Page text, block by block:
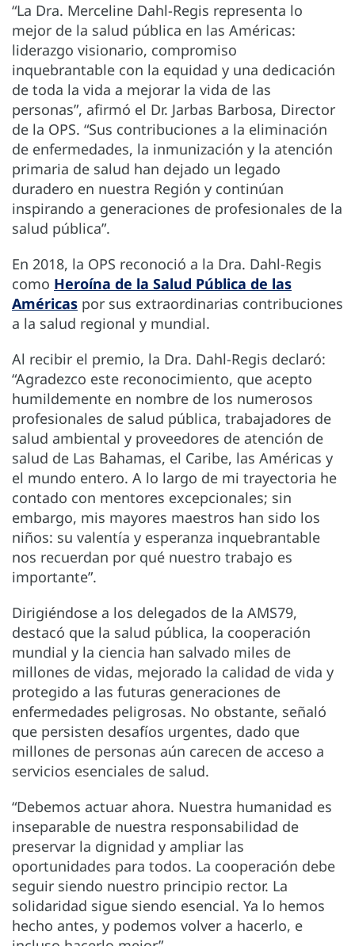
“La Dra. Merceline Dahl-Regis representa lo
mejor de la salud pública en las Américas:
liderazgo visionario, compromiso
inquebrantable con la equidad y una dedicación
de toda la vida a mejorar la vida de las
personas”, afirmó el Dr. Jarbas Barbosa, Director
de la OPS. “Sus contribuciones a la eliminación
de enfermedades, la inmunización y la atención
primaria de salud han dejado un legado
duradero en nuestra Región y continúan
inspirando a generaciones de profesionales de la
salud pública”.
En 2018, la OPS reconoció a la Dra. Dahl-Regis
como Heroína de la Salud Pública de las
Américas por sus extraordinarias contribuciones
a la salud regional y mundial.
Al recibir el premio, la Dra. Dahl-Regis declaró:
“Agradezco este reconocimiento, que acepto
humildemente en nombre de los numerosos
profesionales de salud pública, trabajadores de
salud ambiental y proveedores de atención de
salud de Las Bahamas, el Caribe, las Américas y
el mundo entero. A lo largo de mi trayectoria he
contado con mentores excepcionales; sin
embargo, mis mayores maestros han sido los
niños: su valentía y esperanza inquebrantable
nos recuerdan por qué nuestro trabajo es
importante”.
Dirigiéndose a los delegados de la AMS79,
destacó que la salud pública, la cooperación
mundial y la ciencia han salvado miles de
millones de vidas, mejorado la calidad de vida y
protegido a las futuras generaciones de
enfermedades peligrosas. No obstante, señaló
que persisten desafíos urgentes, dado que
millones de personas aún carecen de acceso a
servicios esenciales de salud.
“Debemos actuar ahora. Nuestra humanidad es
inseparable de nuestra responsabilidad de
preservar la dignidad y ampliar las
oportunidades para todos. La cooperación debe
seguir siendo nuestro principio rector. La
solidaridad sigue siendo esencial. Ya lo hemos
hecho antes, y podemos volver a hacerlo, e